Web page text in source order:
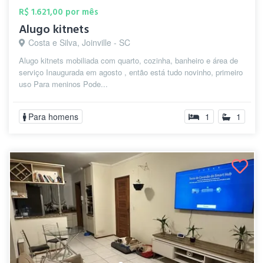
R$ 1.621,00 por mês
Alugo kitnets
Costa e Silva, Joinville - SC
Alugo kitnets mobiliada com quarto, cozinha, banheiro e área de
serviço Inaugurada em agosto , então está tudo novinho, primeiro
uso Para meninos Pode...
Para homens 1 1